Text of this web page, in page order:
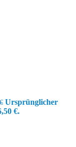
€ Ursprünglicher
€.